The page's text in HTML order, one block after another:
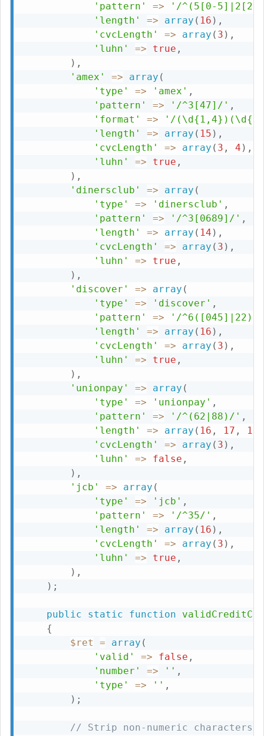
'pattern'
=>
'/^(5[0-
'length'
=> array ( 16 ) ,
'cvcLength'
=> array ( 3 ) ,
'luhn'
=> true ,
) ,
'amex'
=> array (
'type'
=> 'amex' ,
'pattern'
=> '/^3[47]/' ,
'format'
=>
'/
'length'
=> array ( 15 ) ,
'cvcLength'
=> array ( 3 , 4 ) ,
'luhn'
=> true ,
) ,
'dinersclub'
=> array (
'type'
=> 'dinersclub' ,
'pattern'
=> '/^3[0689]/' ,
'length'
=> array ( 14 ) ,
'cvcLength'
=> array ( 3 ) ,
'luhn'
=> true ,
) ,
'discover'
=> array (
'type'
=> 'discover' ,
'pattern'
=>
'/^6([045]|22)/'
'length'
=> array ( 16 ) ,
'cvcLength'
=> array ( 3 ) ,
'luhn'
=> true ,
) ,
'unionpay'
=> array (
'type'
=> 'unionpay' ,
'pattern'
=> '/^(62|88)/' ,
'length'
=> array ( 16 , 17 , 18
'cvcLength'
=> array ( 3 ) ,
'luhn'
=> false ,
) ,
'jcb'
=> array (
'type'
=> 'jcb' ,
'pattern'
=> '/^35/' ,
'length'
=> array ( 16 ) ,
'cvcLength'
=> array ( 3 ) ,
'luhn'
=> true ,
) ,
) ;
public static function
{
$ret
= array (
'valid'
=> false ,
'number'
=> '' ,
'type'
=> '' ,
) ;
// Strip non-numeric characters